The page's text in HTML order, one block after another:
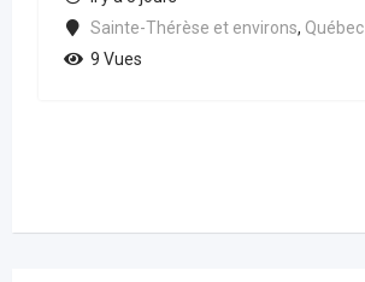
Sainte-Thérèse et environs, Québec
9 Vues